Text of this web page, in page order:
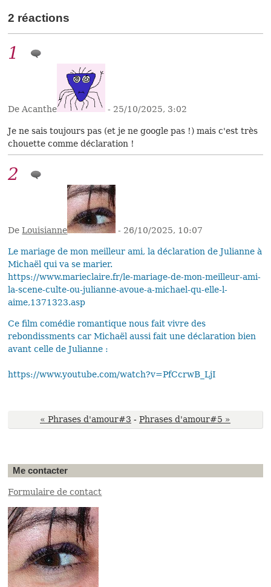
2 réactions
1
De Acanthe - 25/10/2025, 3:02
Je ne sais toujours pas (et je ne google pas !) mais c'est très
chouette comme déclaration !
2
DeLouisianne - 26/10/2025, 10:07
Le mariage de mon meilleur ami, la déclaration de Julianne à
Michaël qui va se marier.
https://www.marieclaire.fr/le-mariage-de-mon-meilleur-ami-
la-scene-culte-ou-julianne-avoue-a-michael-qu-elle-l-
aime,1371323.asp
Ce film comédie romantique nous fait vivre des
rebondissments car Michaël aussi fait une déclaration bien
avant celle de Julianne :
https://www.youtube.com/watch?v=PfCcrwB_LjI
« Phrases d'amour#3 - Phrases d'amour#5 »
Me contacter
Formulaire de contact